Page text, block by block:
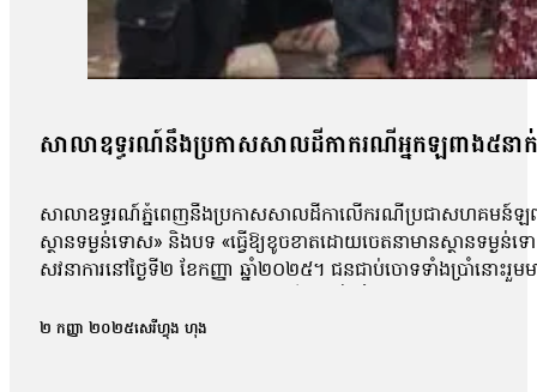
សាលាឧទ្ធរណ៍នឹងប្រកាសសាលដីកាករណីអ្នកឡពាង៥នាក់
សាលាឧទ្ធរណ៍ភ្នំពេញនឹងប្រកាសសាលដីកាលើករណីប្រជាសហគមន៍ឡពា
ស្ថានទម្ងន់ទោស» និងបទ «ធ្វើឱ្យខូចខាតដោយចេតនាមានស្ថាន
សវនាការនៅថ្ងៃទី២ ខែកញ្ញា ឆ្នាំ២០២៥។ ជនជាប់ចោទទាំងប្រ
កាសែតបន្ទាប់ពីលោកចេញពីសវនាការថា តុលាការបានចោទសួរលោក
២ កញ្ញា ២០២៥សេរីហ្វុង ហុង